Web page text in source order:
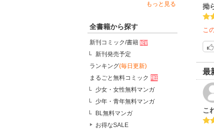
もっと見る
全書籍から探す
新刊コミック/書籍
新刊発売予定
ランキング(毎日更新)
まるごと無料コミック
少女・女性無料マンガ
少年・青年無料マンガ
BL無料マンガ
お得なSALE
拗
こ
最
こ